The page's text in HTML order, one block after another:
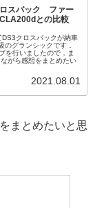
ロスバック ファー
との比較
クロスバックが納車
のグランシックです．
を行いましたので，ま
がら感想をまとめたい
2021.08.01
まとめたいと思